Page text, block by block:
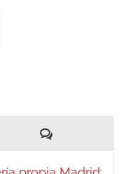
Comentarios